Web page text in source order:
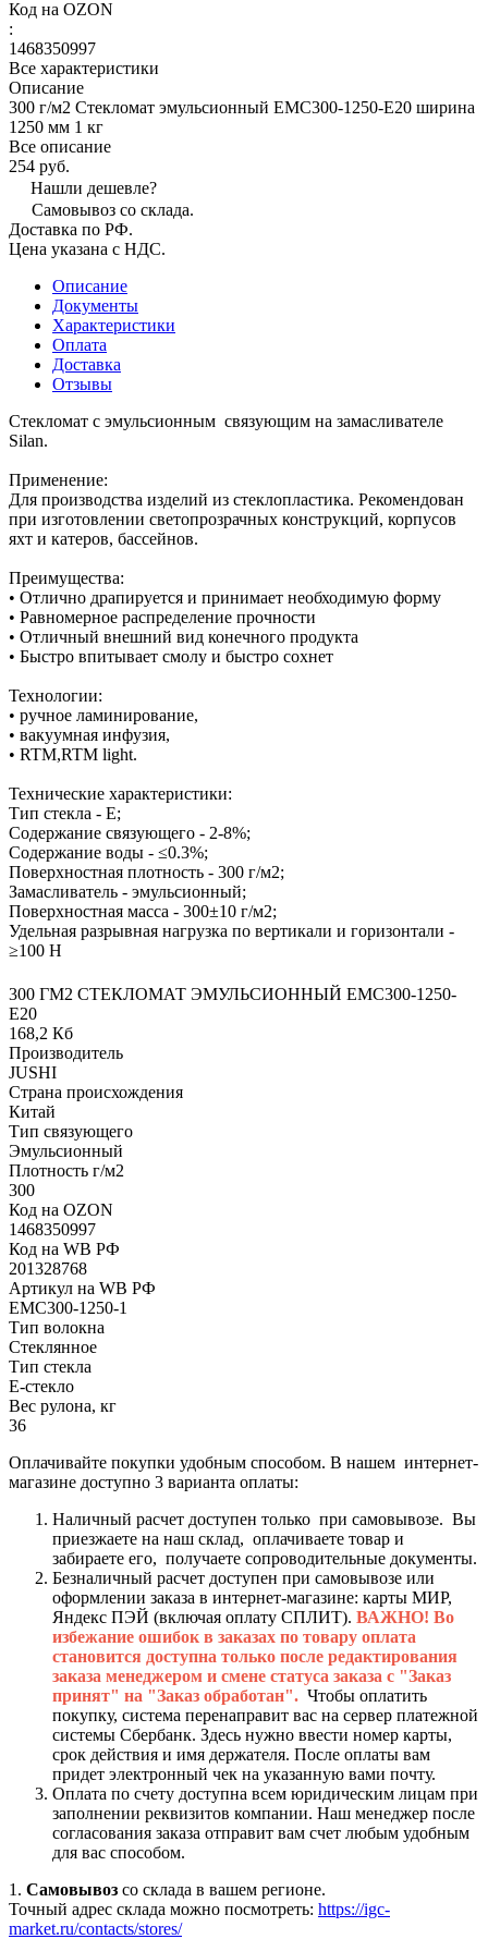
Код на OZON
:
1468350997
Все характеристики
Описание
300 г/м2 Стекломат эмульсионный EMC300-1250-E20 ширина
1250 мм 1 кг
Все описание
254 руб.
Нашли дешевле?
Самовывоз со склада.
Доставка по РФ.
Цена указана с НДС.
Описание
Документы
Характеристики
Оплата
Доставка
Отзывы
Стекломат с эмульсионным связующим на замасливателе
Silan.
Применение:
Для производства изделий из стеклопластика. Рекомендован
при изготовлении светопрозрачных конструкций, корпусов
яхт и катеров, бассейнов.
Преимущества:
• Отлично драпируется и принимает необходимую форму
• Равномерное распределение прочности
• Отличный внешний вид конечного продукта
• Быстро впитывает смолу и быстро сохнет
Технологии:
• ручное ламинирование,
• вакуумная инфузия,
• RTM,RTM light.
Технические характеристики:
Тип стекла - Е;
Содержание связующего - 2-8%;
Содержание воды - ≤0.3%;
Поверхностная плотность - 300 г/м2;
Замасливатель - эмульсионный;
Поверхностная масса - 300±10 г/м2;
Удельная разрывная нагрузка по вертикали и горизонтали -
≥100 Н
300 ГМ2 СТЕКЛОМАТ ЭМУЛЬСИОННЫЙ EMC300-1250-
Е20
168,2 Кб
Производитель
JUSHI
Страна происхождения
Китай
Тип связующего
Эмульсионный
Плотность г/м2
300
Код на OZON
1468350997
Код на WB РФ
201328768
Артикул на WB РФ
EMC300-1250-1
Тип волокна
Стеклянное
Тип стекла
Е-стекло
Вес рулона, кг
36
Оплачивайте покупки удобным способом. В нашем интернет-
магазине доступно 3 варианта оплаты:
Наличный расчет доступен только при самовывозе. Вы
приезжаете на наш склад, оплачиваете товар и
забираете его, получаете сопроводительные документы.
Безналичный расчет доступен при самовывозе или
оформлении заказа в интернет-магазине: карты МИР,
Яндекс ПЭЙ (включая оплату СПЛИТ). ВАЖНО! Во
избежание ошибок в заказах по товару оплата
становится доступна только после редактирования
заказа менеджером и смене статуса заказа с "Заказ
принят" на "Заказ обработан". Чтобы оплатить
покупку, система перенаправит вас на сервер платежной
системы Сбербанк. Здесь нужно ввести номер карты,
срок действия и имя держателя. После оплаты вам
придет электронный чек на указанную вами почту.
Оплата по счету доступна всем юридическим лицам при
заполнении реквизитов компании. Наш менеджер после
согласования заказа отправит вам счет любым удобным
для вас способом.
1. Самовывоз со склада в вашем регионе.
Точный адрес склада можно посмотреть: https://igc-
market.ru/contacts/stores/